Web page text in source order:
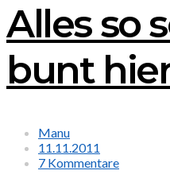
Alles so
bunt
Manu
11.11.2011
7 Kommentare